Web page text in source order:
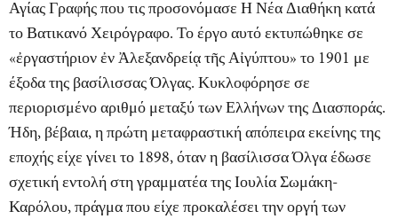
Αγίας Γραφής που τις προσονόμασε Η Νέα Διαθήκη κατά
το Βατικανό Χειρόγραφο. Το έργο αυτό εκτυπώθηκε σε
«ἐργαστήριον ἐν Ἀλεξανδρείᾳ τῆς Αἰγύπτου» το 1901 με
έξοδα της βασίλισσας Όλγας. Κυκλοφόρησε σε
περιορισμένο αριθμό μεταξύ των Ελλήνων της Διασποράς.
Ήδη, βέβαια, η πρώτη μεταφραστική απόπειρα εκείνης της
εποχής είχε γίνει το 1898, όταν η βασίλισσα Όλγα έδωσε
σχετική εντολή στη γραμματέα της Ιουλία Σωμάκη-
Καρόλου, πράγμα που είχε προκαλέσει την οργή των